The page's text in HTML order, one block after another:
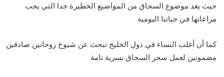
حيث يعد موضوع السحاق من المواضيع الخطيرة جدا التي يجب
مراعاتها في حياتنا اليومية
كما أن أغلب النساء في دول الخليج تبحث عن شيوخ روحانين صادقين
مضمونين لعمل سحر السحاق بسرية تامة